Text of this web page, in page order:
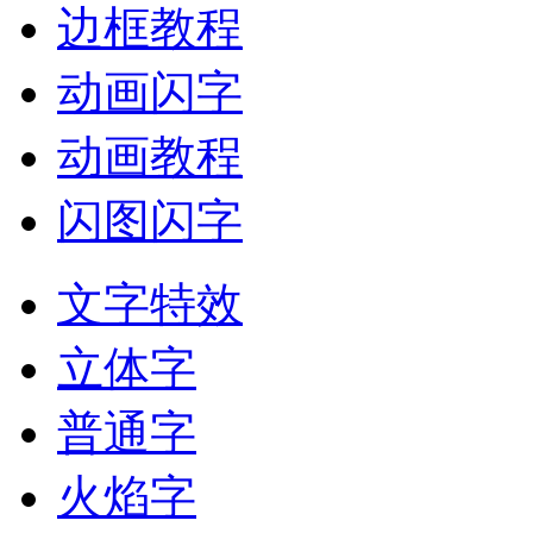
边框教程
动画闪字
动画教程
闪图闪字
文字特效
立体字
普通字
火焰字